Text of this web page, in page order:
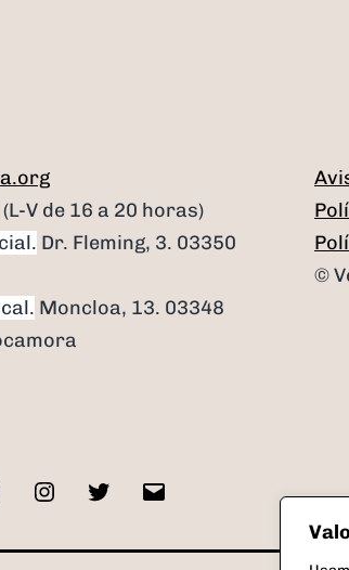
(L-V de 16 a 20 horas)
Dr. Fleming, 3. 03350
Moncloa, 13. 03348
©
FacebookInstagramTwitter